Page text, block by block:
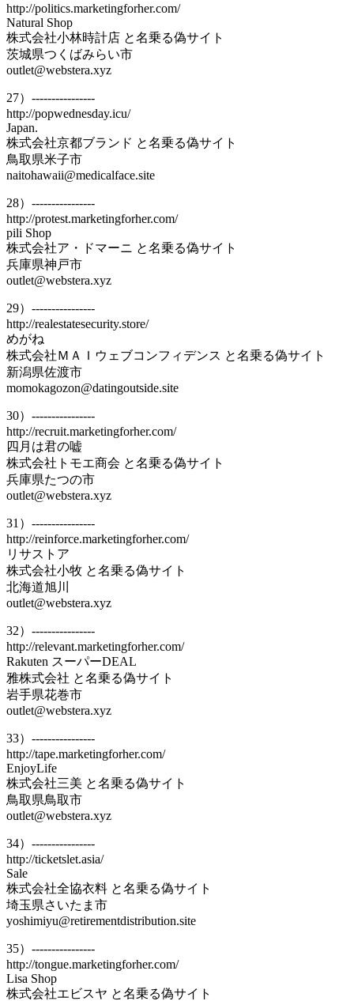
http://politics.marketingforher.com/
Natural Shop
株式会社小林時計店 と名乗る偽サイト
茨城県つくばみらい市
outlet@webstera.xyz
27）----------------
http://popwednesday.icu/
Japan.
株式会社京都ブランド と名乗る偽サイト
鳥取県米子市
naitohawaii@medicalface.site
28）----------------
http://protest.marketingforher.com/
pili Shop
株式会社ア・ドマーニ と名乗る偽サイト
兵庫県神戸市
outlet@webstera.xyz
29）----------------
http://realestatesecurity.store/
めがね
株式会社ＭＡＩウェブコンフィデンス と名乗る偽サイト
新潟県佐渡市
momokagozon@datingoutside.site
30）----------------
http://recruit.marketingforher.com/
四月は君の嘘
株式会社トモエ商会 と名乗る偽サイト
兵庫県たつの市
outlet@webstera.xyz
31）----------------
http://reinforce.marketingforher.com/
リサストア
株式会社小牧 と名乗る偽サイト
北海道旭川
outlet@webstera.xyz
32）----------------
http://relevant.marketingforher.com/
Rakuten スーパーDEAL
雅株式会社 と名乗る偽サイト
岩手県花巻市
outlet@webstera.xyz
33）----------------
http://tape.marketingforher.com/
EnjoyLife
株式会社三美 と名乗る偽サイト
鳥取県鳥取市
outlet@webstera.xyz
34）----------------
http://ticketslet.asia/
Sale
株式会社全協衣料 と名乗る偽サイト
埼玉県さいたま市
yoshimiyu@retirementdistribution.site
35）----------------
http://tongue.marketingforher.com/
Lisa Shop
株式会社エビスヤ と名乗る偽サイト